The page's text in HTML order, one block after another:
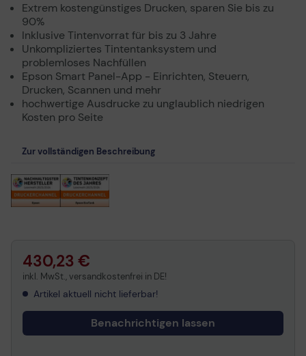
Extrem kostengünstiges Drucken, sparen Sie bis zu
90%
Inklusive Tintenvorrat für bis zu 3 Jahre
Unkompliziertes Tintentanksystem und
problemloses Nachfüllen
Epson Smart Panel-App - Einrichten, Steuern,
Drucken, Scannen und mehr
hochwertige Ausdrucke zu unglaublich niedrigen
Kosten pro Seite
Zur vollständigen Beschreibung
430,23 €
inkl. MwSt., versandkostenfrei in DE!
Artikel aktuell nicht lieferbar!
Benachrichtigen lassen